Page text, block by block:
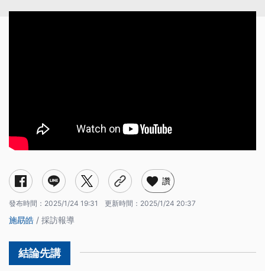
讚
發布時間： 2025/1/24 19:31 更新時間： 2025/1/24 20:37
施勗皓 / 採訪報導